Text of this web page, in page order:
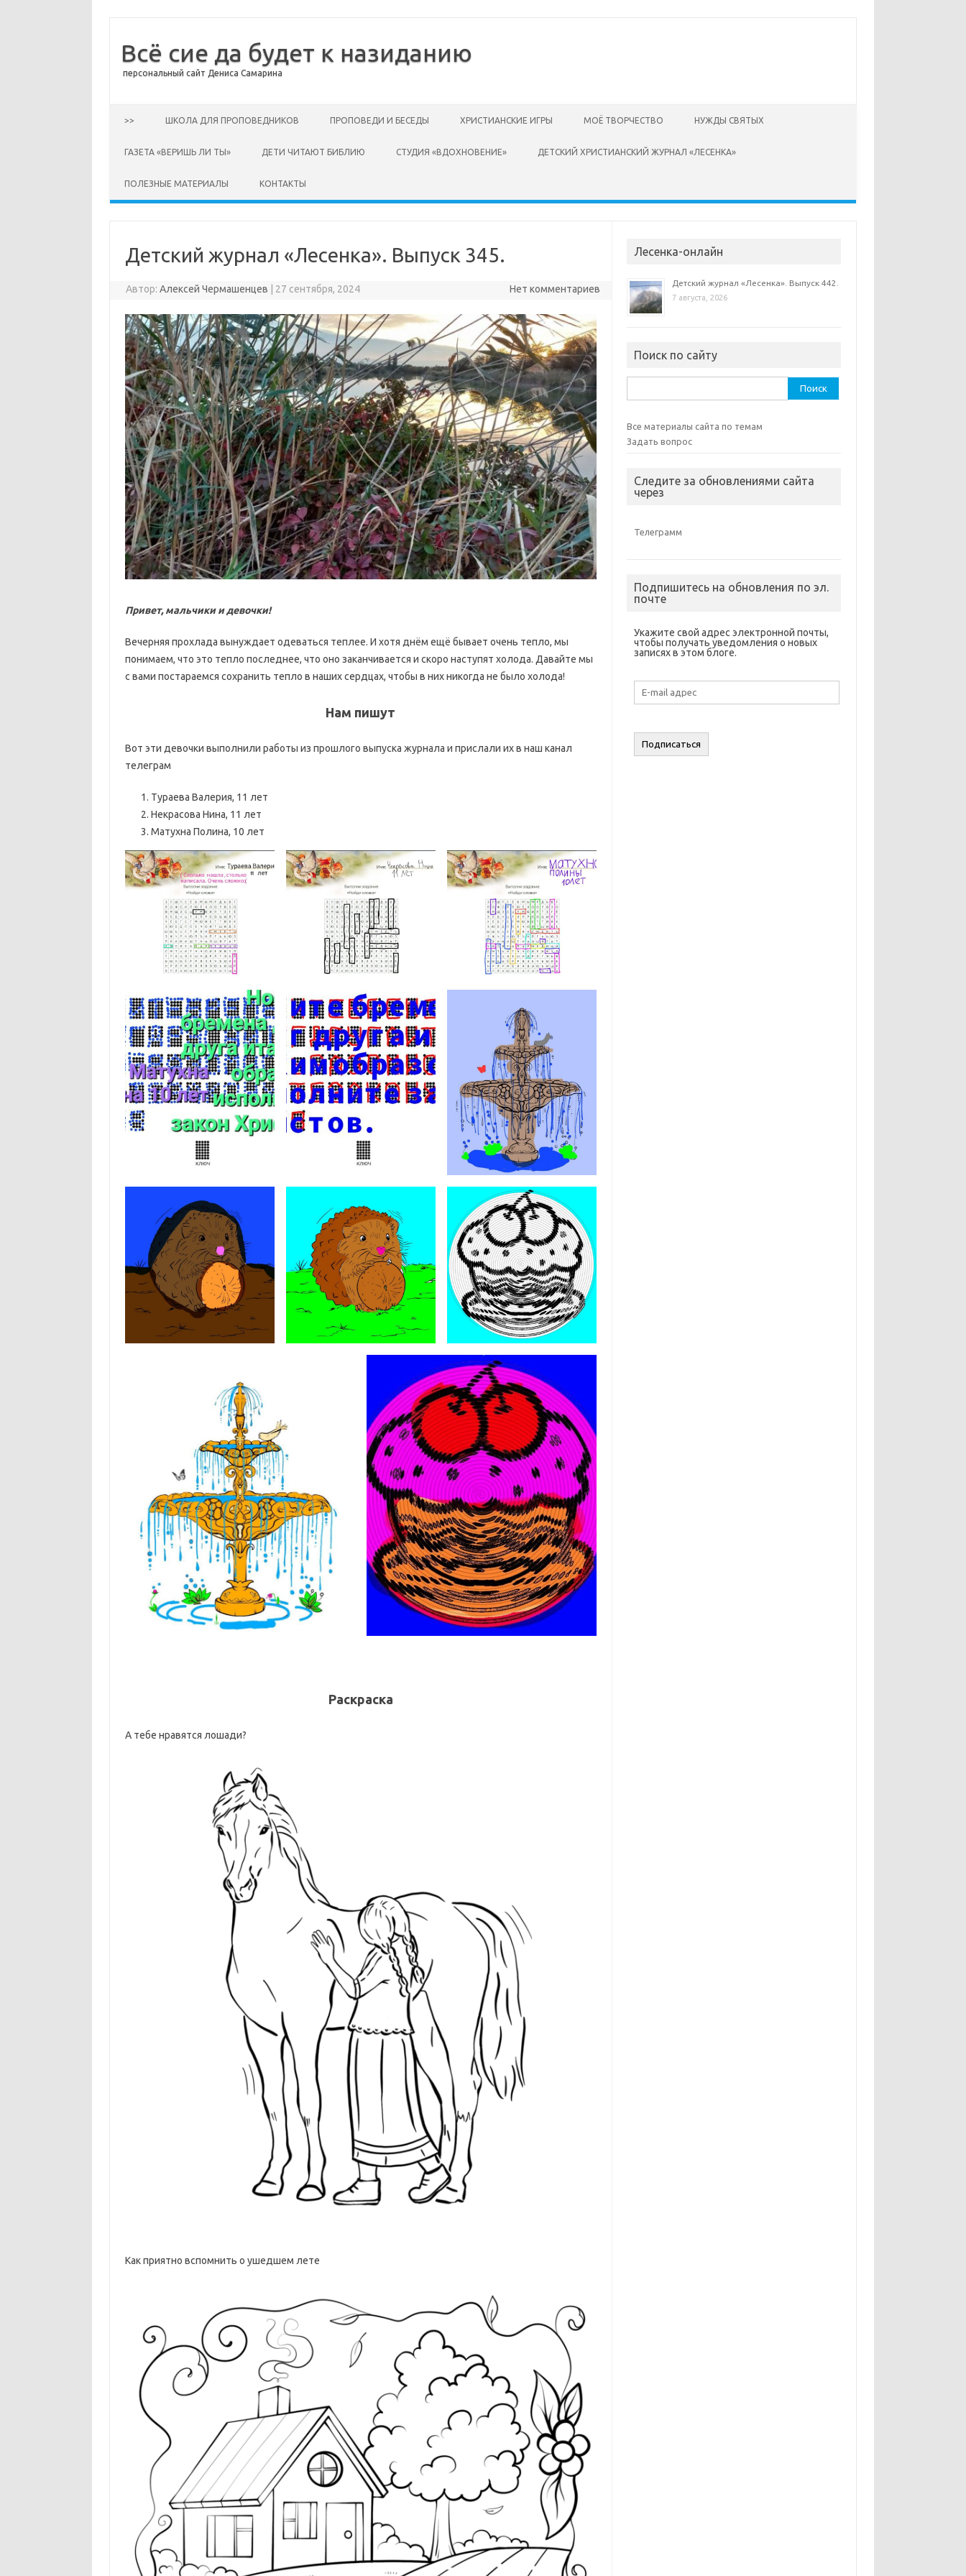
Всё сие да будет к назиданию
персональный сайт Дениса Самарина
>> ШКОЛА ДЛЯ ПРОПОВЕДНИКОВ ПРОПОВЕДИ И БЕСЕДЫ ХРИСТИАНСКИЕ ИГРЫ МОЁ ТВОРЧЕСТВО НУЖДЫ СВЯТЫХ
ГАЗЕТА «ВЕРИШЬ ЛИ ТЫ» ДЕТИ ЧИТАЮТ БИБЛИЮ СТУДИЯ «ВДОХНОВЕНИЕ» ДЕТСКИЙ ХРИСТИАНСКИЙ ЖУРНАЛ «ЛЕСЕНКА»
ПОЛЕЗНЫЕ МАТЕРИАЛЫ КОНТАКТЫ
Детский журнал «Лесенка». Выпуск 345.
Автор:Алексей Чермашенцев 27 сентября, 2024 Нет комментариев
Привет, мальчики и девочки!
Вечерняя прохлада вынуждает одеваться теплее. И хотя днём ещё бывает очень тепло, мы
понимаем, что это тепло последнее, что оно заканчивается и скоро наступят холода. Давайте мы
с вами постараемся сохранить тепло в наших сердцах, чтобы в них никогда не было холода!
Нам пишут
Вот эти девочки выполнили работы из прошлого выпуска журнала и прислали их в наш канал
телеграм
Тураева Валерия, 11 лет
Некрасова Нина, 11 лет
Матухна Полина, 10 лет
Раскраска
А тебе нравятся лошади?
Как приятно вспомнить о ушедшем лете
Лесенка-онлайн
Детский журнал «Лесенка». Выпуск 442.
7 августа, 2026
Поиск по сайту
Все материалы сайта по темам
Задать вопрос
Следите за обновлениями сайта
через
Телеграмм
Подпишитесь на обновления по эл.
почте
Укажите свой адрес электронной почты,
чтобы получать уведомления о новых
записях в этом блоге.
E-
mail
адрес
Подписаться